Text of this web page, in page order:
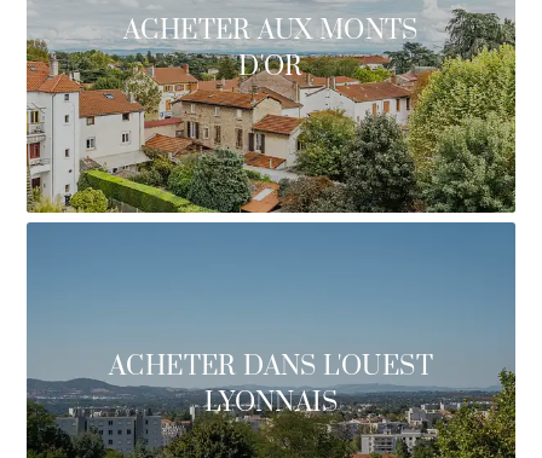
ACHETER AUX MONTS
D'OR
ACHETER DANS L'OUEST
LYONNAIS